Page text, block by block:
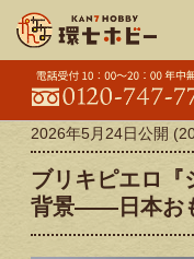
2026年5月24日公開 (
ブリキピエロ『
背景——日本お